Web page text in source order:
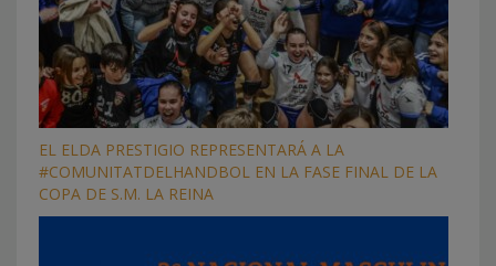
EL ELDA PRESTIGIO REPRESENTARÁ A LA
#COMUNITATDELHANDBOL EN LA FASE FINAL DE LA
COPA DE S.M. LA REINA